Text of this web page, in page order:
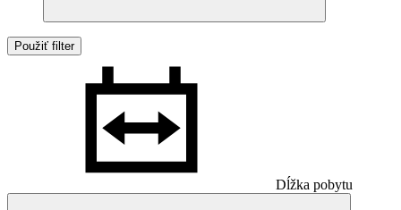
Použiť filter
Dĺžka pobytu